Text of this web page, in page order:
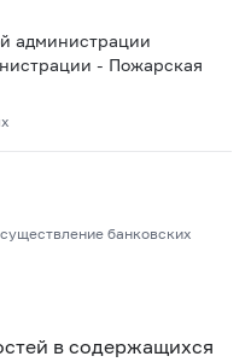
администрации
- Пожарская
банковских
в содержащихся